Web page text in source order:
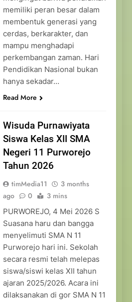
memiliki peran besar dalam
membentuk generasi yang
cerdas, berkarakter, dan
mampu menghadapi
perkembangan zaman. Hari
Pendidikan Nasional bukan
hanya sekadar…
Read More
Wisuda Purnawiyata
Siswa Kelas XII SMA
Negeri 11 Purworejo
Tahun 2026
timMedia11
3 months
ago
0 3 mins
PURWOREJO, 4 Mei 2026 S
Suasana haru dan bangga
menyelimuti SMA N 11
Purworejo hari ini. Sekolah
secara resmi telah melepas
siswa/siswi kelas XII tahun
ajaran 2025/2026. Acara ini
dilaksanakan di gor SMA N 11